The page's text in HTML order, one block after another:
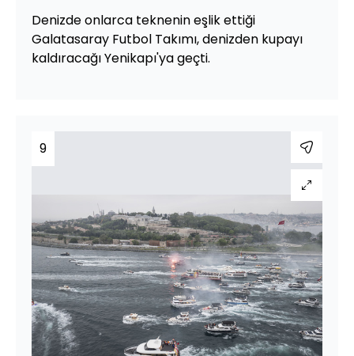
Denizde onlarca teknenin eşlik ettiği
Galatasaray Futbol Takımı, denizden kupayı
kaldıracağı Yenikapı'ya geçti.
9